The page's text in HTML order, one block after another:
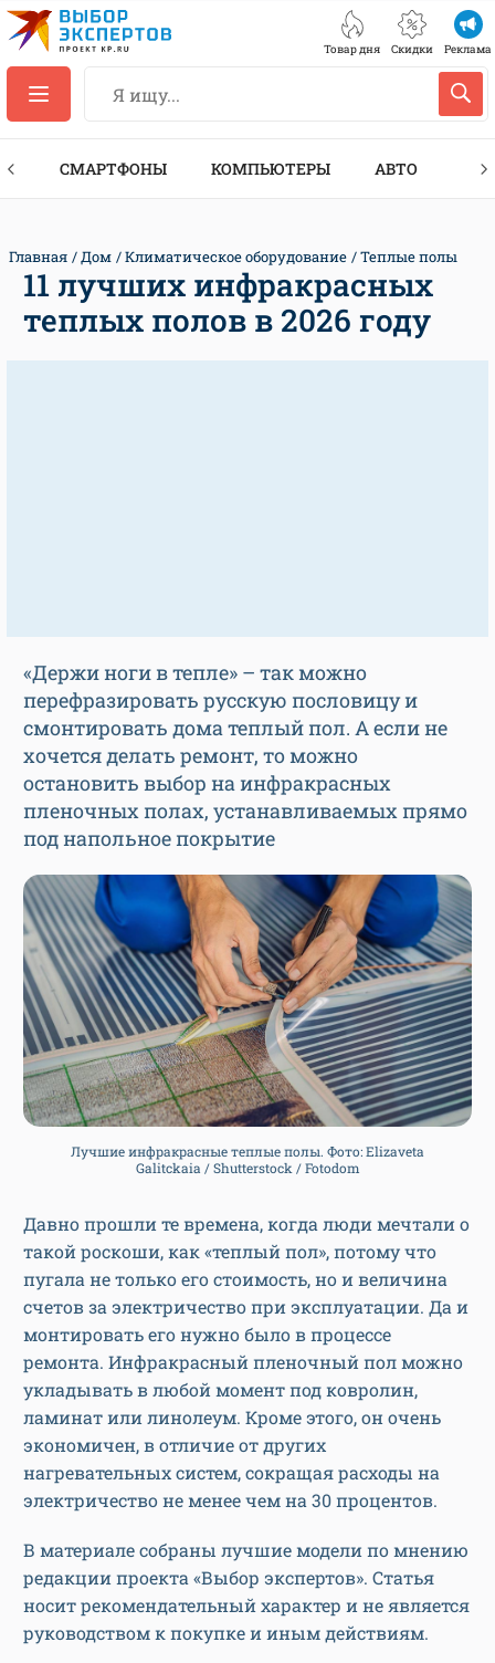
Товар дня Скидки Реклама
СМАРТФОНЫ КОМПЬЮТЕРЫ АВТО
Главная Дом Климатическое оборудование Теплые полы
11 лучших инфракрасных
теплых полов в 2026 году
«Держи ноги в тепле» – так можно
перефразировать русскую пословицу и
смонтировать дома теплый пол. А если не
хочется делать ремонт, то можно
остановить выбор на инфракрасных
пленочных полах, устанавливаемых прямо
под напольное покрытие
Лучшие инфракрасные теплые полы. Фото: Elizaveta
Galitckaia / Shutterstock / Fotodom
Давно прошли те времена, когда люди мечтали о
такой роскоши, как «теплый пол», потому что
пугала не только его стоимость, но и величина
счетов за электричество при эксплуатации. Да и
монтировать его нужно было в процессе
ремонта. Инфракрасный пленочный пол можно
укладывать в любой момент под ковролин,
ламинат или линолеум. Кроме этого, он очень
экономичен, в отличие от других
нагревательных систем, сокращая расходы на
электричество не менее чем на 30 процентов.
В материале собраны лучшие модели по мнению
редакции проекта «Выбор экспертов». Статья
носит рекомендательный характер и не является
руководством к покупке и иным действиям.